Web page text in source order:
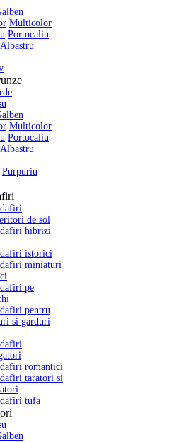
Multicolor
Portocaliu
Albastru
Multicolor
Portocaliu
Albastru
Purpuriu
de sol
hibrizi
istorici
miniaturi
pe
pentru
si garduri
romantici
taratori si
tufa